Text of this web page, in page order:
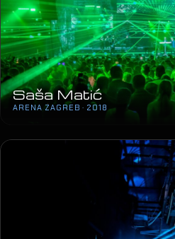
Saša Matić
ARENA ZAGREB · 2018